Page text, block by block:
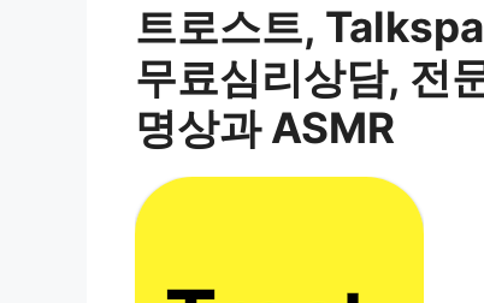
트로스트,
무료심리상담, 전
명상과 ASMR